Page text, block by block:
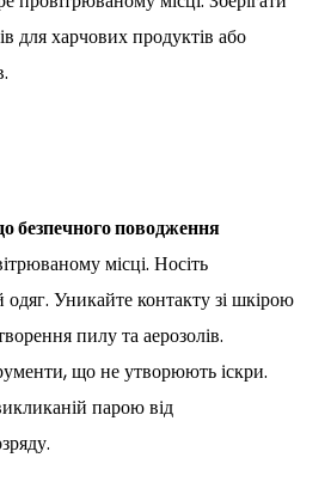
для харчових продуктів або
безпечного поводження
місці. Носіть
одяг. Уникайте контакту зі шкірою
пилу та аерозолів.
що не утворюють іскри.
парою від